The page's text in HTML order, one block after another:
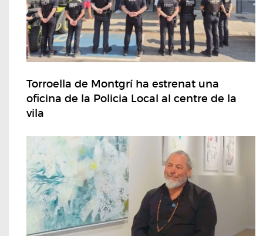
Torroella de Montgrí ha estrenat una
oficina de la Policia Local al centre de la
vila